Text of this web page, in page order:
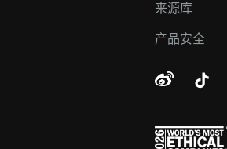
来源库
产品安全